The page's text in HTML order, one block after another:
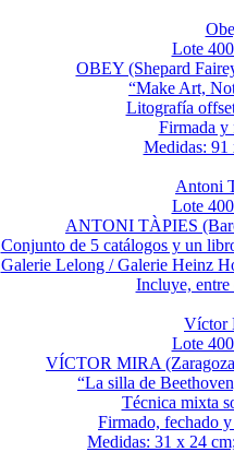
Lote
OBEY (Shepard
“Make Art,
Litografía
Firmada y
Medidas: 91
Antoni
Lote
ANTONI TÀPIES
Conjunto de 5 catálogos y un
Galerie Lelong / Galerie Heinz
Incluye,
Víctor
Lote
VÍCTOR MIRA
“La silla de
Técnica mixta
Firmado, fechado
Medidas: 31 x 24